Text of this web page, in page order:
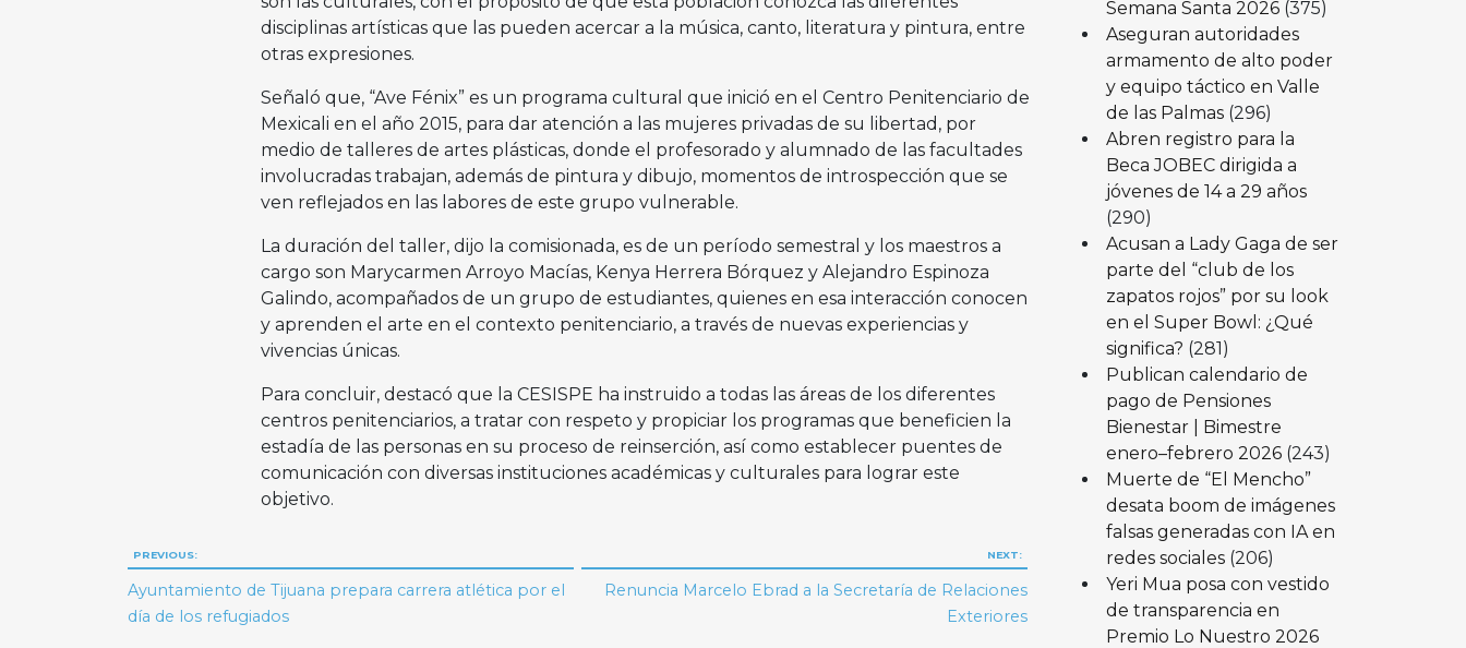
disciplinas artísticas que las pueden acercar a la música, canto, literatura y pintura, entre
otras expresiones.
Señaló que, “Ave Fénix” es un programa cultural que inició en el Centro Penitenciario de
Mexicali en el año 2015, para dar atención a las mujeres privadas de su libertad, por
medio de talleres de artes plásticas, donde el profesorado y alumnado de las facultades
involucradas trabajan, además de pintura y dibujo, momentos de introspección que se
ven reflejados en las labores de este grupo vulnerable.
La duración del taller, dijo la comisionada, es de un período semestral y los maestros a
cargo son Marycarmen Arroyo Macías, Kenya Herrera Bórquez y Alejandro Espinoza
Galindo, acompañados de un grupo de estudiantes, quienes en esa interacción conocen
y aprenden el arte en el contexto penitenciario, a través de nuevas experiencias y
vivencias únicas.
Para concluir, destacó que la CESISPE ha instruido a todas las áreas de los diferentes
centros penitenciarios, a tratar con respeto y propiciar los programas que beneficien la
estadía de las personas en su proceso de reinserción, así como establecer puentes de
comunicación con diversas instituciones académicas y culturales para lograr este
objetivo.
Navegación
de
PREVIOUS:
Ayuntamiento de Tijuana prepara carrera atlética por el
día de los refugiados
NEXT:
Renuncia Marcelo Ebrad a la Secretaría de Relaciones
Exteriores
Semana Santa 2026 (375)
Aseguran autoridades
armamento de alto poder
y equipo táctico en Valle
de las Palmas (296)
Abren registro para la
Beca JOBEC dirigida a
jóvenes de 14 a 29 años
(290)
Acusan a Lady Gaga de ser
parte del “club de los
zapatos rojos” por su look
en el Super Bowl: ¿Qué
significa? (281)
Publican calendario de
pago de Pensiones
Bienestar | Bimestre
enero–febrero 2026 (243)
Muerte de “El Mencho”
desata boom de imágenes
falsas generadas con IA en
redes sociales (206)
Yeri Mua posa con vestido
de transparencia en
Premio Lo Nuestro 2026